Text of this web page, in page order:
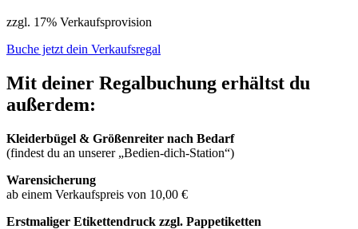
zzgl. 17% Verkaufsprovision
Buche jetzt dein Verkaufsregal
Mit deiner Regalbuchung erhältst du
außerdem:
Kleiderbügel & Größenreiter nach Bedarf
(findest du an unserer „Bedien-dich-Station“)
Warensicherung
ab einem Verkaufspreis von 10,00 €
Erstmaliger Etikettendruck zzgl. Pappetiketten